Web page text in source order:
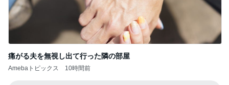
痛がる夫を無視し出て行った隣の部屋
Amebaトピックス 10時間前